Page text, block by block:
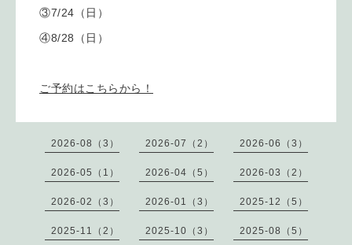
③7/24（日）
④8/28（日）
ご予約はこちらから！
2026-08（3） 2026-07（2） 2026-06（3）
2026-05（1） 2026-04（5） 2026-03（2）
2026-02（3） 2026-01（3） 2025-12（5）
2025-11（2） 2025-10（3） 2025-08（5）